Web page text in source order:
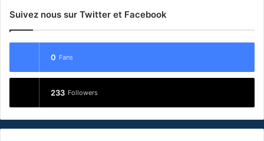
Suivez nous sur Twitter et Facebook
0 Fans
233 Followers